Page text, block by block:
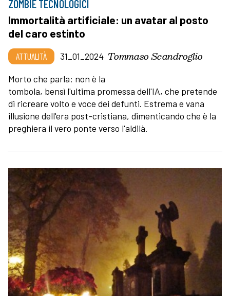
ZOMBIE TECNOLOGICI
Immortalità artificiale: un avatar al posto
del caro estinto
ATTUALITÀ 31_01_2024 Tommaso Scandroglio
Morto che parla: non è la
tombola, bensì l'ultima promessa dell'IA, che pretende
di ricreare volto e voce dei defunti. Estrema e vana
illusione dell'era post-cristiana, dimenticando che è la
preghiera il vero ponte verso l'aldilà.